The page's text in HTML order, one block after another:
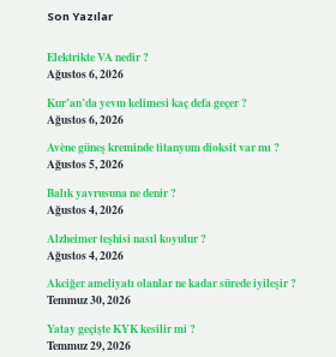
Son Yazılar
Elektrikte VA nedir ?
Ağustos 6, 2026
Kur’an’da yevm kelimesi kaç defa geçer ?
Ağustos 6, 2026
Avène güneş kreminde titanyum dioksit var mı ?
Ağustos 5, 2026
Balık yavrusuna ne denir ?
Ağustos 4, 2026
Alzheimer teşhisi nasıl koyulur ?
Ağustos 4, 2026
Akciğer ameliyatı olanlar ne kadar sürede iyileşir ?
Temmuz 30, 2026
Yatay geçişte KYK kesilir mi ?
Temmuz 29, 2026